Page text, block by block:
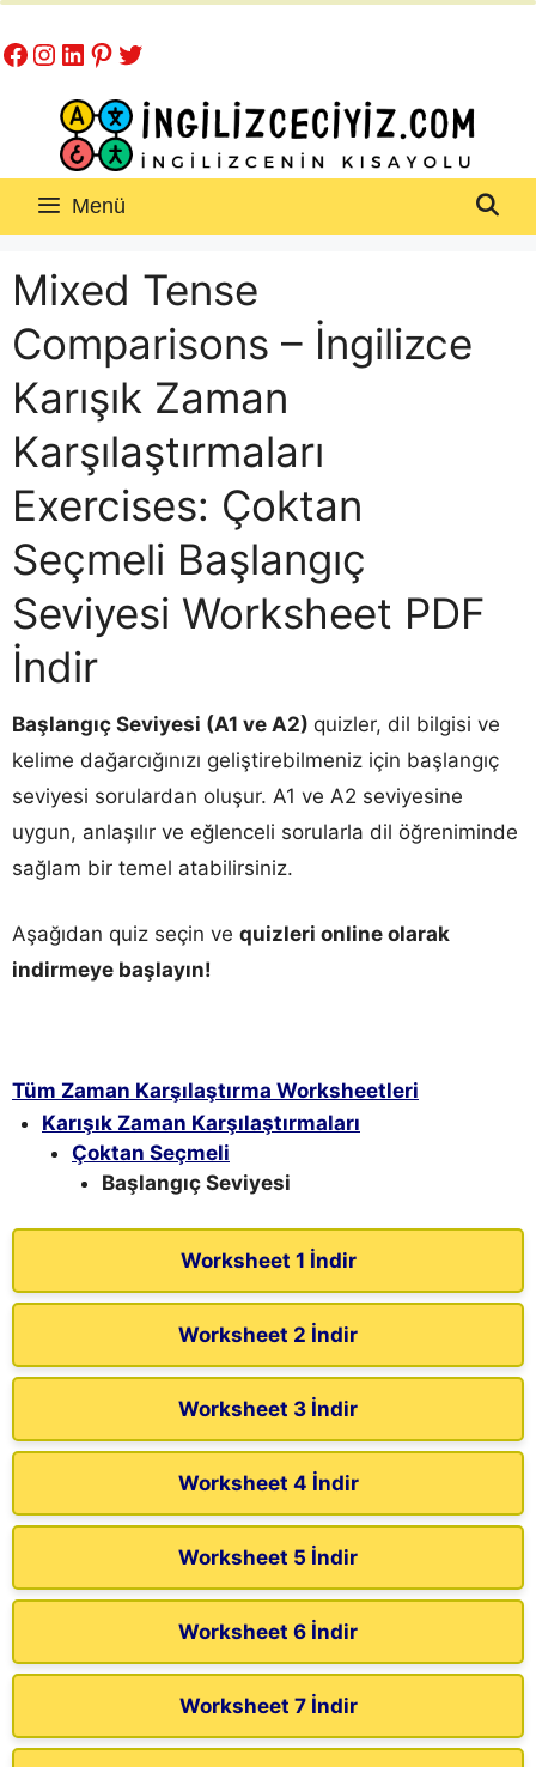
atla
Facebook
Instagram
LinkedIn
Pinterest
Twitter
Menü
Mixed Tense
Comparisons – İngilizce
Karışık Zaman
Karşılaştırmaları
Exercises: Çoktan
Seçmeli Başlangıç
Seviyesi Worksheet PDF
İndir
Başlangıç Seviyesi (A1 ve A2) quizler, dil bilgisi ve
kelime dağarcığınızı geliştirebilmeniz için başlangıç
seviyesi sorulardan oluşur. A1 ve A2 seviyesine
uygun, anlaşılır ve eğlenceli sorularla dil öğreniminde
sağlam bir temel atabilirsiniz.
Aşağıdan quiz seçin ve quizleri online olarak
indirmeye başlayın!
Tüm Zaman Karşılaştırma Worksheetleri
Karışık Zaman Karşılaştırmaları
Çoktan Seçmeli
Başlangıç Seviyesi
Worksheet 1 İndir
Worksheet 2 İndir
Worksheet 3 İndir
Worksheet 4 İndir
Worksheet 5 İndir
Worksheet 6 İndir
Worksheet 7 İndir